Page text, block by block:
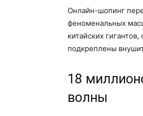
Онлайн-шопинг
феноменальных
китайских
подкреплены
18
волны